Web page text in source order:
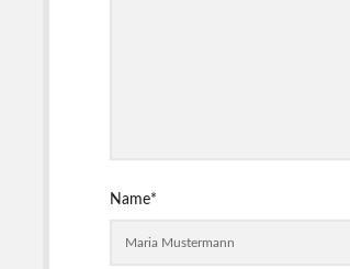
Name*